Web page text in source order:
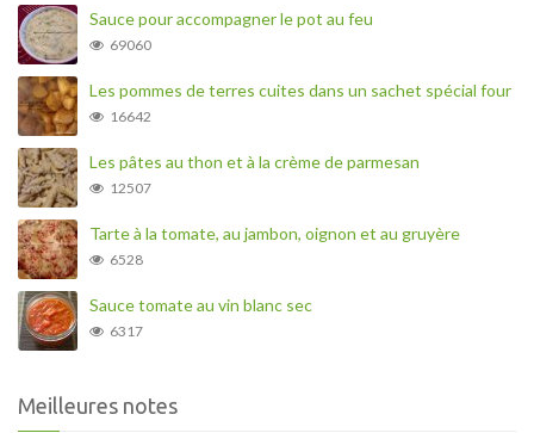
Sauce pour accompagner le pot au feu
69060
Les pommes de terres cuites dans un sachet spécial four
16642
Les pâtes au thon et à la crème de parmesan
12507
Tarte à la tomate, au jambon, oignon et au gruyère
6528
Sauce tomate au vin blanc sec
6317
Meilleures notes